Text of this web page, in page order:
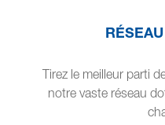
Tirez le meilleur parti
notre vaste réseau